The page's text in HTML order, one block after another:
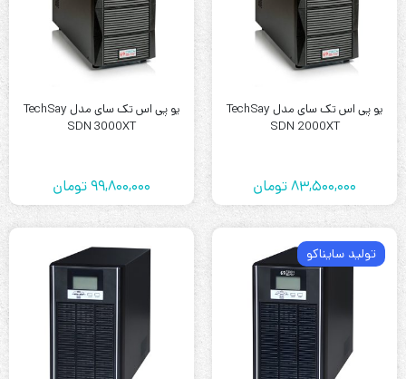
یو پی اس تک سای مدل TechSay
SDN 2000XT
83,500,000تومان
یو پی اس تک سای مدل TechSay
SDN 3000XT
99,800,000تومان
تولید سایناکو